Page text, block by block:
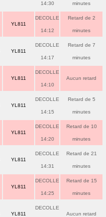
14:30 minutes
YL811
DECOLLE
14:12
Retard de 2
minutes
YL811
DECOLLE
14:17
Retard de 7
minutes
YL811
DECOLLE
14:10
Aucun retard
YL811
DECOLLE
14:15
Retard de 5
minutes
YL811
DECOLLE
14:20
Retard de 10
minutes
YL811
DECOLLE
14:31
Retard de 21
minutes
YL811
DECOLLE
14:25
Retard de 15
minutes
YL811
DECOLLE
Aucun retard